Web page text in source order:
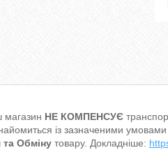
магазин НЕ КОМПЕНСУЄ
із зазначеними
Обміну товару. Докладніше: